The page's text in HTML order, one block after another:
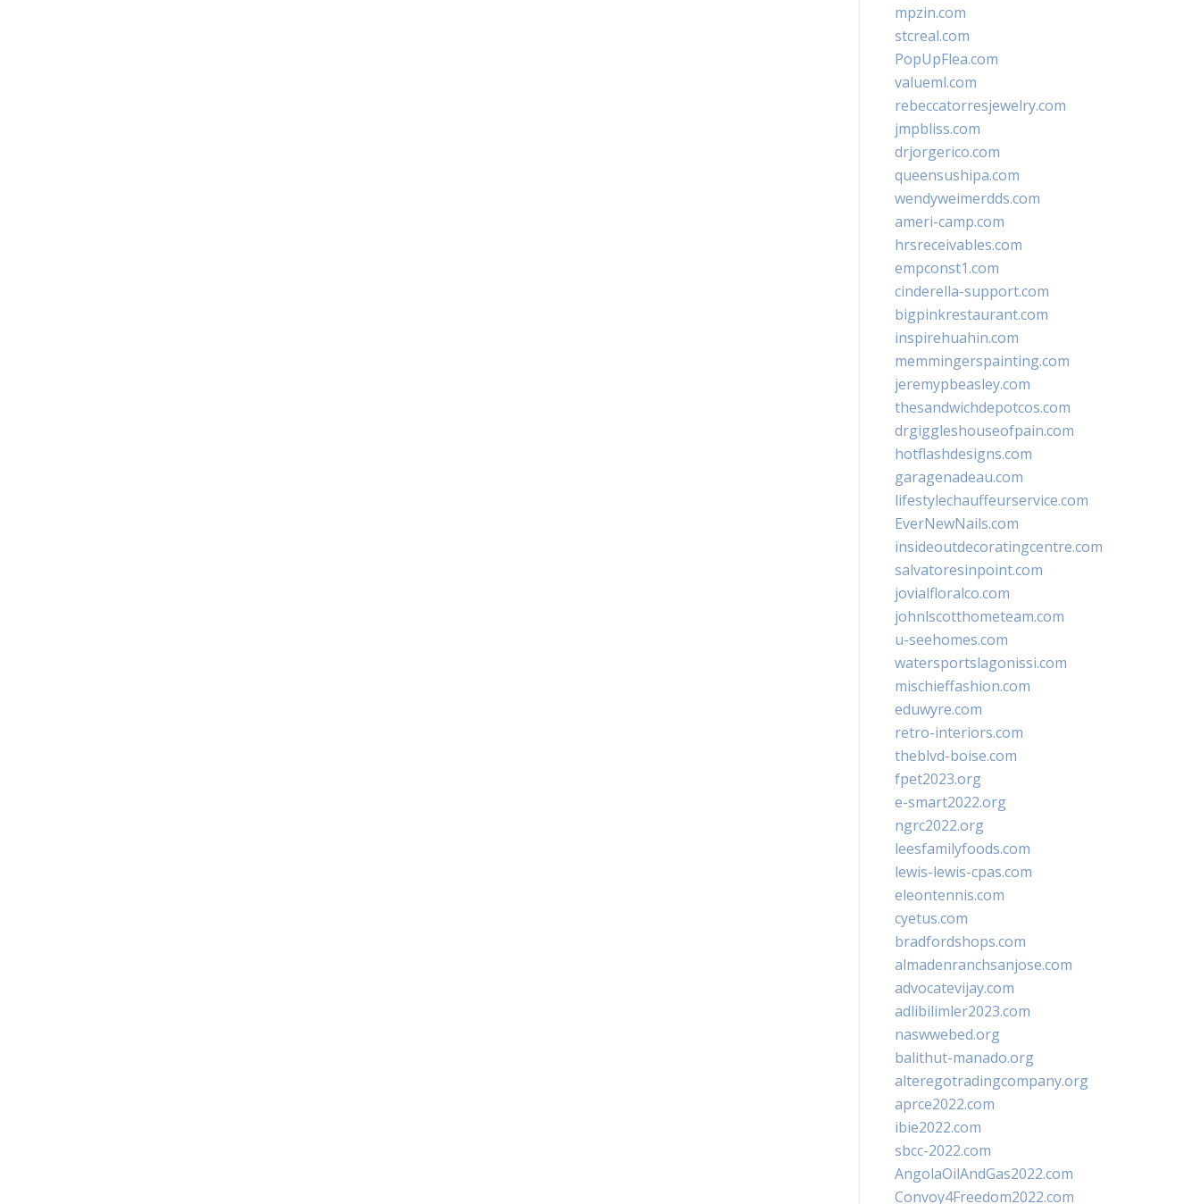
mpzin.com
stcreal.com
PopUpFlea.com
valueml.com
rebeccatorresjewelry.com
jmpbliss.com
drjorgerico.com
queensushipa.com
wendyweimerdds.com
ameri-camp.com
hrsreceivables.com
empconst1.com
cinderella-support.com
bigpinkrestaurant.com
inspirehuahin.com
memmingerspainting.com
jeremypbeasley.com
thesandwichdepotcos.com
drgiggleshouseofpain.com
hotflashdesigns.com
garagenadeau.com
lifestylechauffeurservice.com
EverNewNails.com
insideoutdecoratingcentre.com
salvatoresinpoint.com
jovialfloralco.com
johnlscotthometeam.com
u-seehomes.com
watersportslagonissi.com
mischieffashion.com
eduwyre.com
retro-interiors.com
theblvd-boise.com
fpet2023.org
e-smart2022.org
ngrc2022.org
leesfamilyfoods.com
lewis-lewis-cpas.com
eleontennis.com
cyetus.com
bradfordshops.com
almadenranchsanjose.com
advocatevijay.com
adlibilimler2023.com
naswwebed.org
balithut-manado.org
alteregotradingcompany.org
aprce2022.com
ibie2022.com
sbcc-2022.com
AngolaOilAndGas2022.com
Convoy4Freedom2022.com